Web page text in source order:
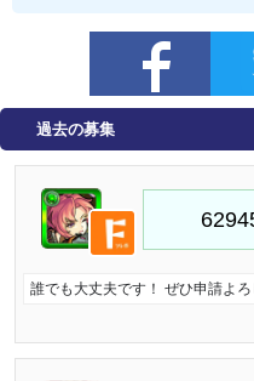
過去の募集
誰でも大丈夫です！ ぜひ申請よろ